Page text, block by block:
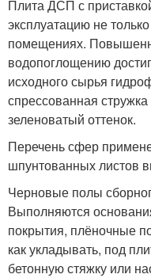
Плита ДСП с
эксплуатацию не
помещениях.
водопоглощению
исходного сырья
спрессованная
зеленоватый оттенок.
Перечень сфер
шпунтованных листов
Черновые полы
Выполняются
покрытия, плёночные
как укладывать, под
бетонную стяжку или